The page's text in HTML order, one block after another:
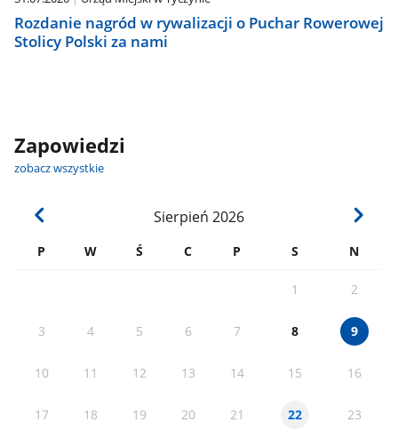
Rozdanie nagród w rywalizacji o Puchar Rowerowej
Stolicy Polski za nami
Zapowiedzi
zobacz wszystkie
Sierpień 2026
P W Ś C P S N
1 2
3 4 5 6 7 8 9
10 11 12 13 14 15 16
17 18 19 20 21 22 23